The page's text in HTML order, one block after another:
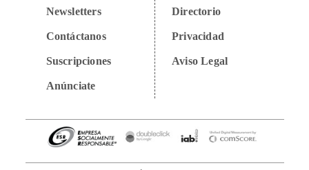
Newsletters
Contáctanos
Suscripciones
Anúnciate
Directorio
Privacidad
Aviso Legal